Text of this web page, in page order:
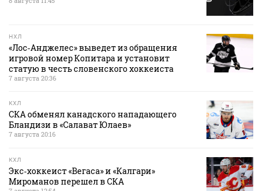
НХЛ
«Лос‑Анджелес» выведет из обращения
игровой номер Копитара и установит
статую в честь словенского хоккеиста
7 августа 20:36
КХЛ
СКА обменял канадского нападающего
Бландизи в «Салават Юлаев»
7 августа 20:16
КХЛ
Экс‑хоккеист «Вегаса» и «Калгари»
Мироманов перешел в СКА